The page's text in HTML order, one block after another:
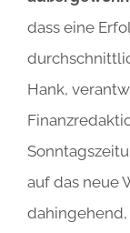
dass eine
Hank,
auf das neue